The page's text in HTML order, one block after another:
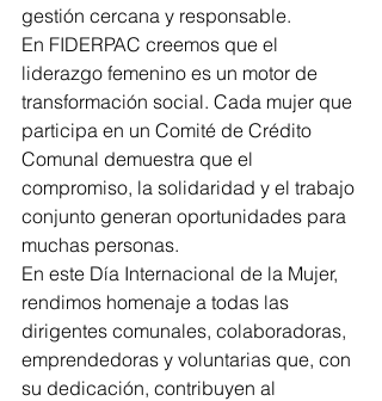
gestión cercana y responsable.
En FIDERPAC creemos que el
liderazgo femenino es un motor de
transformación social. Cada mujer que
participa en un Comité de Crédito
Comunal demuestra que el
compromiso, la solidaridad y el trabajo
conjunto generan oportunidades para
muchas personas.
En este Día Internacional de la Mujer,
rendimos homenaje a todas las
dirigentes comunales, colaboradoras,
emprendedoras y voluntarias que, con
su dedicación, contribuyen al